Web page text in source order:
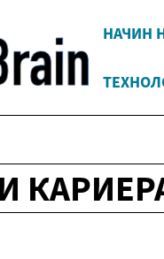
НАЧИН